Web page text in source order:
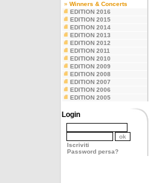
» Winners & Concerts
EDITION 2016
EDITION 2015
EDITION 2014
EDITION 2013
EDITION 2012
EDITION 2011
EDITION 2010
EDITION 2009
EDITION 2008
EDITION 2007
EDITION 2006
EDITION 2005
Login
Iscriviti
Password persa?